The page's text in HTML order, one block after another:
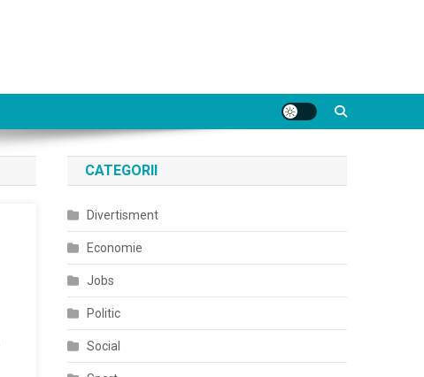
CATEGORII
Divertisment
Economie
Jobs
Politic
Social